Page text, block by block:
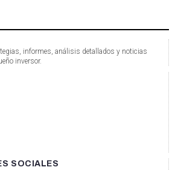
informes, análisis detallados y noticias
inversor.
SOCIALES